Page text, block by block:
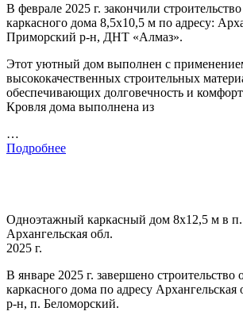
В феврале 2025 г. закончили
каркасного дома 8,5х10,5 м по адресу:
Приморский р-н, ДНТ «Алмаз».
Этот уютный дом выполнен с
высококачественных строительных
обеспечивающих долговечность и
Кровля дома выполнена из
…
Подробнее
Одноэтажный каркасный дом 8х12,5 м в
Архангельская обл.
2025 г.
В январе 2025 г. завершено строительство
каркасного дома по адресу
р-н, п. Беломорский.